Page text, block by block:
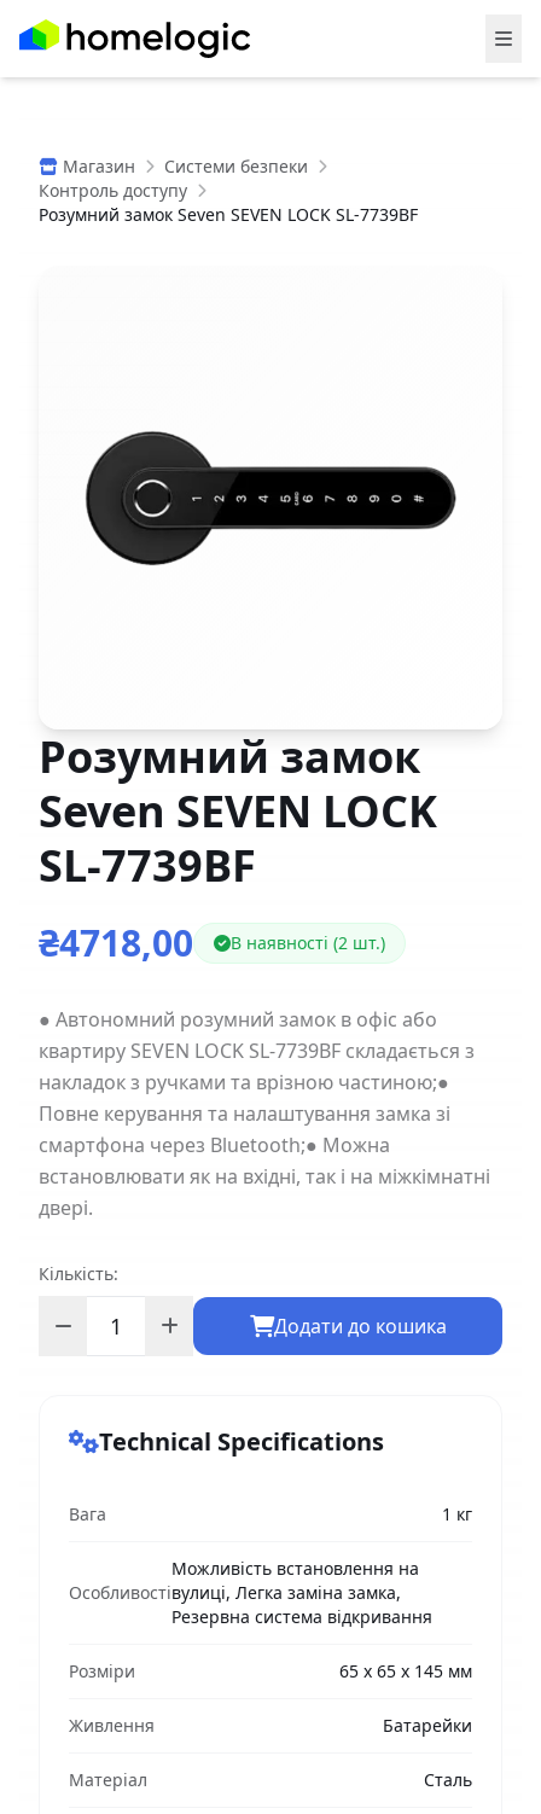
Магазин
Системи безпеки
Контроль доступу
Розумний замок Seven SEVEN LOCK SL-7739BF
Розумний замок
Seven SEVEN LOCK
SL-7739BF
₴4718,00 В наявності (2 шт.)
● Автономний розумний замок в офіс або
квартиру SEVEN LOCK SL-7739BF складається з
накладок з ручками та врізною частиною;●
Повне керування та налаштування замка зі
смартфона через Bluetooth;● Можна
встановлювати як на вхідні, так і на міжкімнатні
двері.
Кількість:
Додати до кошика
Technical Specifications
Вага 1 кг
Особливості
Можливість встановлення на
вулиці, Легка заміна замка,
Резервна система відкривання
Розміри 65 х 65 х 145 мм
Живлення Батарейки
Матеріал Сталь